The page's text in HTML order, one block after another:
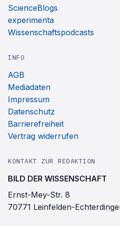
ScienceBlogs
experimenta
Wissenschaftspodcasts
INFO
AGB
Mediadaten
Impressum
Datenschutz
Barrierefreiheit
Vertrag widerrufen
KONTAKT ZUR REDAKTION
BILD DER WISSENSCHAFT
Ernst-Mey-Str. 8
70771 Leinfelden-